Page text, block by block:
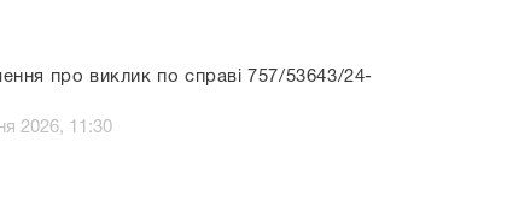
про виклик по справі 757/53643/24-
2026, 11:30